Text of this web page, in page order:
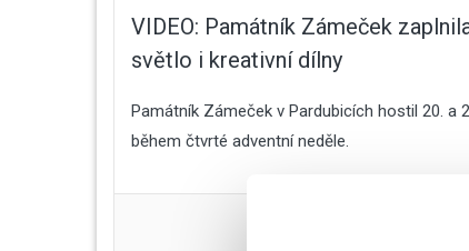
VIDEO: Památník Zámeček
světlo i kreativní dílny
Památník Zámeček v Pardubicích hostil 20.
během čtvrté adventní neděle.